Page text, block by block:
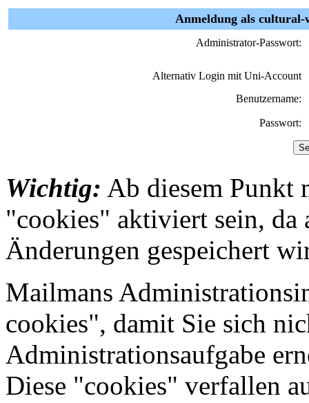
Anmeldung als
Administrator-Passwort:
Alternativ Login mit Uni-Account
Benutzername:
Passwort:
Wichtig: Ab diesem Punkt
"cookies" aktiviert sein, da
Änderungen gespeichert
Mailmans
cookies", damit Sie sich
Administrationsaufgabe
Diese "cookies" verfallen